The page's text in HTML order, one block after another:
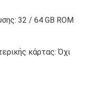
32 / 64 GB ROM
κάρτας: Όχι